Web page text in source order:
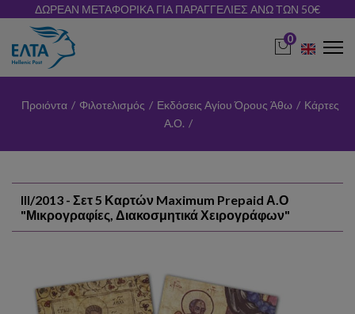
ΔΩΡΕΑΝ ΜΕΤΑΦΟΡΙΚΑ ΓΙΑ ΠΑΡΑΓΓΕΛΙΕΣ ΑΝΩ ΤΩΝ 50€
0
Προιόντα / Φιλοτελισμός / Εκδόσεις Αγίου Όρους Άθω / Κάρτες
Α.Ο. /
III/2013 - Σετ 5 Καρτών Maximum Prepaid Α.Ο
"Μικρογραφίες, Διακοσμητικά Χειρογράφων"